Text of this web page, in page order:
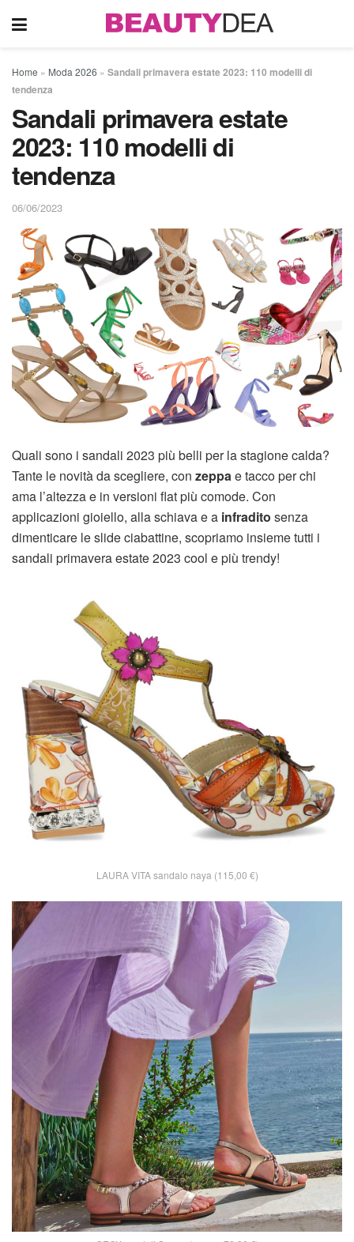
Home » Moda 2026 » Sandali primavera estate 2023: 110 modelli di
tendenza
Sandali primavera estate
2023: 110 modelli di
tendenza
06/06/2023
Quali sono i sandali 2023 più belli per la stagione calda?
Tante le novità da scegliere, con zeppa e tacco per chi
ama l’altezza e in versioni flat più comode. Con
applicazioni gioiello, alla schiava e a infradito senza
dimenticare le slide ciabattine, scopriamo insieme tutti i
sandali primavera estate 2023 cool e più trendy!
LAURA VITA sandalo naya (115,00 €)